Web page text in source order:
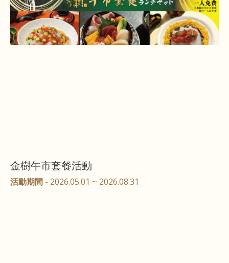
金樹午市套餐活動
活動期間 - 2026.05.01 ~ 2026.08.31